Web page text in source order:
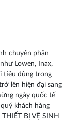
chuyên phân
Lowen, Inax,
tiêu dùng trong
lên hiện đại sang
ngày quốc tế
khách hàng
BỊ VỆ SINH